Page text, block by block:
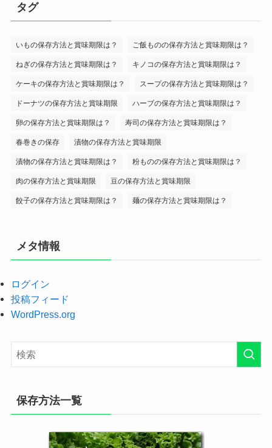
タグ
いもの保存方法と賞味期限は？ ご飯ものの保存方法と賞味期限は？
ねぎの保存方法と賞味期限は？ キノコの保存方法と賞味期限は？
ケーキの保存方法と賞味期限は？ スープの保存方法と賞味期限は？
ドーナツの保存方法と賞味期限 ハーブの保存方法と賞味期限は？
卵の保存方法と賞味期限は？ 寿司の保存方法と賞味期限は？
春巻きの保存 漬物の保存方法と賞味期限
漬物の保存方法と賞味期限は？ 粉ものの保存方法と賞味期限は？
肉の保存方法と賞味期限 豆の保存方法と賞味期限
餃子の保存方法と賞味期限は？ 麺の保存方法と賞味期限は？
メタ情報
ログイン
投稿フィード
WordPress.org
保存方法一覧